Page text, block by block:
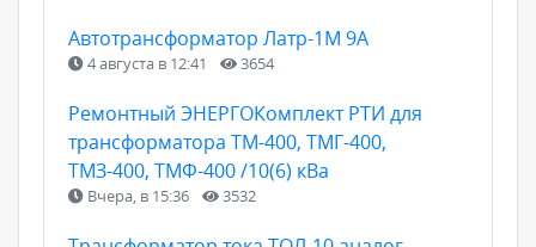
Автотрансформатор Латр-1М 9А
4 августа в 12:41 3654
Ремонтный ЭНЕРГОКомплект РТИ для
трансформатора ТМ-400, ТМГ-400,
ТМЗ-400, ТМФ-400 /10(6) кВа
Вчера, в 15:36 3532